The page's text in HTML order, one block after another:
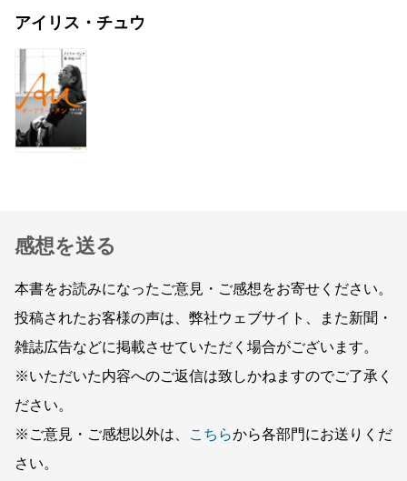
アイリス・チュウ
感想を送る
本書をお読みになったご意見・ご感想をお寄せください。
投稿されたお客様の声は、弊社ウェブサイト、また新聞・
雑誌広告などに掲載させていただく場合がございます。
※いただいた内容へのご返信は致しかねますのでご了承く
ださい。
※ご意見・ご感想以外は、
こちらから各部門にお送りくだ
さい。